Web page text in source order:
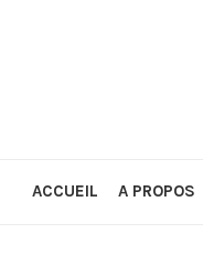
ACCUEIL A PROPOS